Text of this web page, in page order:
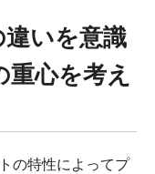
いを意識
心を考え
の特性によってプ